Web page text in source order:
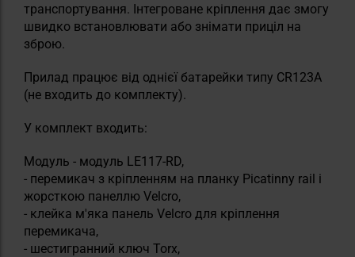
транспортування. Інтегроване кріплення дає змогу
швидко встановлювати або знімати приціл на
зброю.
Прилад працює від однієї батарейки типу CR123A
(не входить до комплекту).
У комплект входить:
Модуль - модуль LE117-RD,
- перемикач з кріпленням на планку Picatinny rail і
жорсткою панеллю Velcro,
- клейка м'яка панель Velcro для кріплення
перемикача,
- шестигранний ключ Torx,